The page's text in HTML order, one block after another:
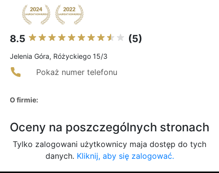
8.5 (5)
Jelenia Góra, Różyckiego 15/3
Pokaż numer telefonu
O firmie:
Oceny na poszczególnych stronach
Tylko zalogowani użytkownicy maja dostęp do tych
danych. Kliknij, aby się zalogować.